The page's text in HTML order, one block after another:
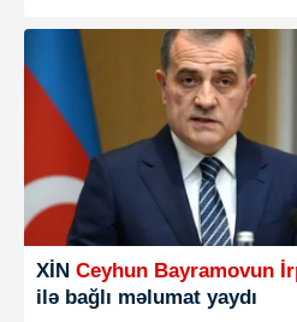
XİN Ceyhun Bayramovun
ilə bağlı məlumat yaydı